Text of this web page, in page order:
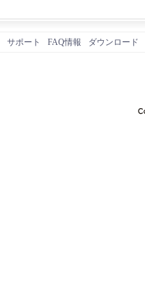
サポート FAQ情報 ダウンロード